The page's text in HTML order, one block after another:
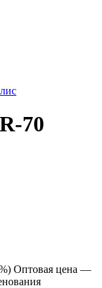
70
Оптовая цена —